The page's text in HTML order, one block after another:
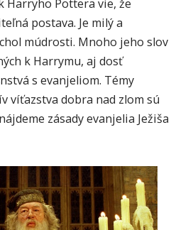
Harryho Pottera vie, že
postava. Je milý a
múdrosti. Mnoho jeho slov
k Harrymu, aj dosť
s evanjeliom. Témy
víťazstva dobra nad zlom sú
zásady evanjelia Ježiša